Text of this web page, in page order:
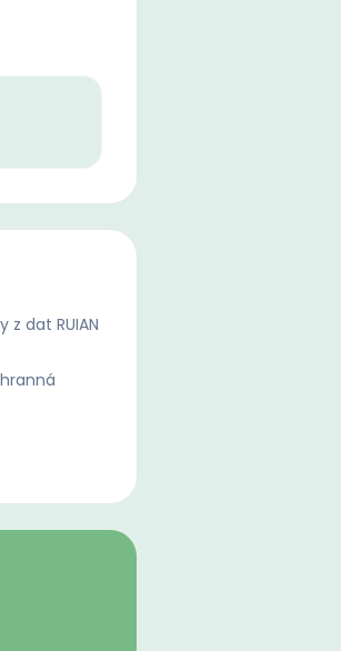
dat RUIAN